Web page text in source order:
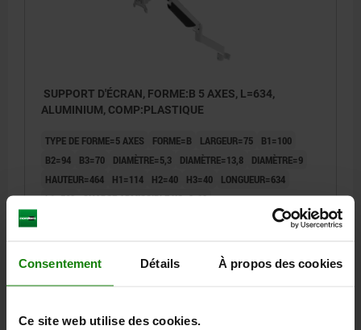
Consentement Détails À propos des cookies
Ce site web utilise des cookies.
SUPPORT D'ÉCRAN, FORME:B 5 AXES, L=634,
ALUMINIUM, COMP:PLASTIQUE
TYPE DE FORME=5 AXES FORME=B LARGEUR=75
B1=100
B2=94
B3=70 DIAMÈTRE=5,3 DIAMÈTRE=13,8
DIAMÈTRE=9
HAUTEUR=464
H1=114 H2=40 H3=40
LONGUEUR=634
L1=560 CHARGE ADMISSIBLE KG=2-10
471,15 €
hors frais d’envoi